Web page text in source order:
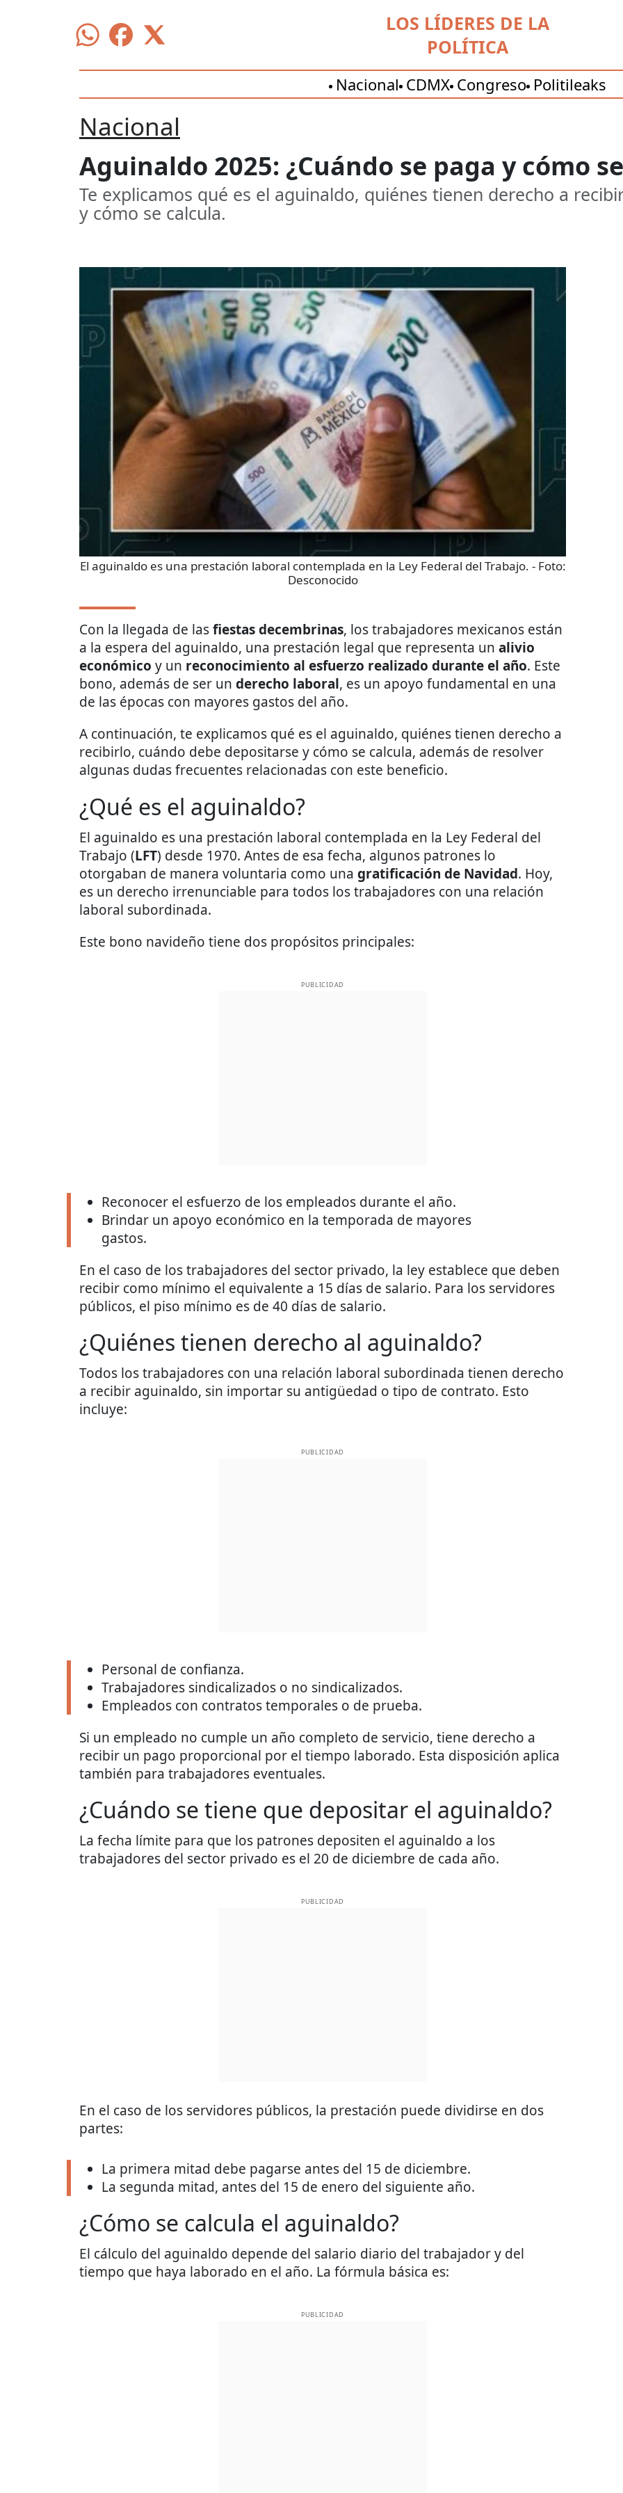
LOS LÍDERES DE LA
POLÍTICA
Nacional CDMX Congreso Politileaks
Nacional
Aguinaldo 2025: ¿Cuándo se paga y cómo
Te explicamos qué es el aguinaldo, quiénes tienen derecho a
y cómo se calcula.
El aguinaldo es una prestación laboral contemplada en la Ley Federal del Trabajo. - Foto:
Desconocido
Con la llegada de lasfiestas decembrinas, los trabajadores mexicanos están
a la espera del aguinaldo, una prestación legal que representa un alivio
económico y un reconocimiento al esfuerzo realizado durante el año. Este
bono, además de ser un derecho laboral, es un apoyo fundamental en una
de las épocas con mayores gastos del año.
A continuación, te explicamos qué es el aguinaldo, quiénes tienen derecho a
recibirlo, cuándo debe depositarse y cómo se calcula, además de resolver
algunas dudas frecuentes relacionadas con este beneficio.
¿Qué es el aguinaldo?
El aguinaldo es una prestación laboral contemplada en la Ley Federal del
Trabajo (LFT) desde 1970. Antes de esa fecha, algunos patrones lo
otorgaban de manera voluntaria como una gratificación de Navidad. Hoy,
es un derecho irrenunciable para todos los trabajadores con una relación
laboral subordinada.
Este bono navideño tiene dos propósitos principales:
PUBLICIDAD
Reconocer el esfuerzo de los empleados durante el año.
Brindar un apoyo económico en la temporada de mayores
gastos.
En el caso de los trabajadores del sector privado, la ley establece que deben
recibir como mínimo el equivalente a 15 días de salario. Para los servidores
públicos, el piso mínimo es de 40 días de salario.
¿Quiénes tienen derecho al aguinaldo?
Todos los trabajadores con una relación laboral subordinada tienen derecho
a recibir aguinaldo, sin importar su antigüedad o tipo de contrato. Esto
incluye:
PUBLICIDAD
Personal de confianza.
Trabajadores sindicalizados o no sindicalizados.
Empleados con contratos temporales o de prueba.
Si un empleado no cumple un año completo de servicio, tiene derecho a
recibir un pago proporcional por el tiempo laborado. Esta disposición aplica
también para trabajadores eventuales.
¿Cuándo se tiene que depositar el aguinaldo?
La fecha límite para que los patrones depositen el aguinaldo a los
trabajadores del sector privado es el 20 de diciembre de cada año.
PUBLICIDAD
En el caso de los servidores públicos, la prestación puede dividirse en dos
partes:
La primera mitad debe pagarse antes del 15 de diciembre.
La segunda mitad, antes del 15 de enero del siguiente año.
¿Cómo se calcula el aguinaldo?
El cálculo del aguinaldo depende del salario diario del trabajador y del
tiempo que haya laborado en el año. La fórmula básica es:
PUBLICIDAD